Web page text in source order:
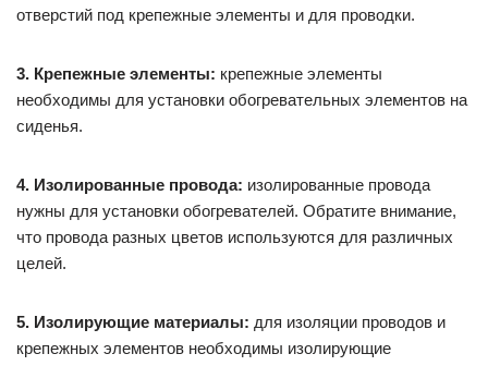
отверстий под крепежные элементы и для проводки.
3. Крепежные элементы: крепежные элементы
необходимы для установки обогревательных элементов на
сиденья.
4. Изолированные провода: изолированные провода
нужны для установки обогревателей. Обратите внимание,
что провода разных цветов используются для различных
целей.
5. Изолирующие материалы: для изоляции проводов и
крепежных элементов необходимы изолирующие